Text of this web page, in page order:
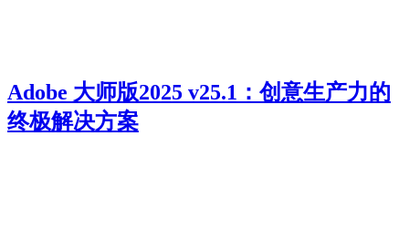
Adobe 大师版2025 v25.1：创意生产力的
终极解决方案